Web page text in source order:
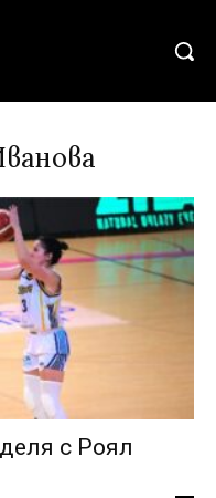
с Роял